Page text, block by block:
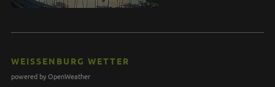
WEISSENBURG WETTER
powered by OpenWeather